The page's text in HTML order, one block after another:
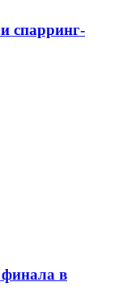
спарринг-
в